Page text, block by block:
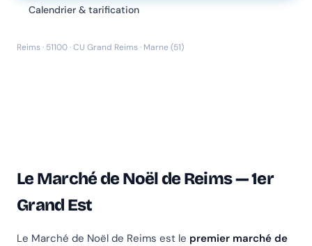
Calendrier & tarification
Reims · 51100 · CU Grand Reims · Marne (51)
Le Marché de Noël de Reims — 1er
Grand Est
Le Marché de Noël de Reims est le premier marché de